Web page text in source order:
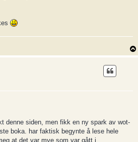
denne siden, men fikk en ny spark av wot-
boka. har faktisk begynte å lese hele
at det var mye som var gått i